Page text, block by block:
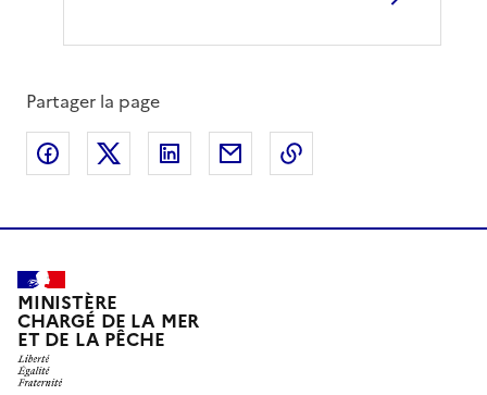
Partager la page
Partager sur Facebook
Partager sur XPartager sur LinkedIn
Partager par email
MINISTÈRE
CHARGÉ DE LA MER
ET DE LA PÊCHE